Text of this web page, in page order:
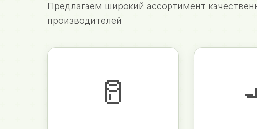
Предлагаем широкий ассортимент
производителей
🥛